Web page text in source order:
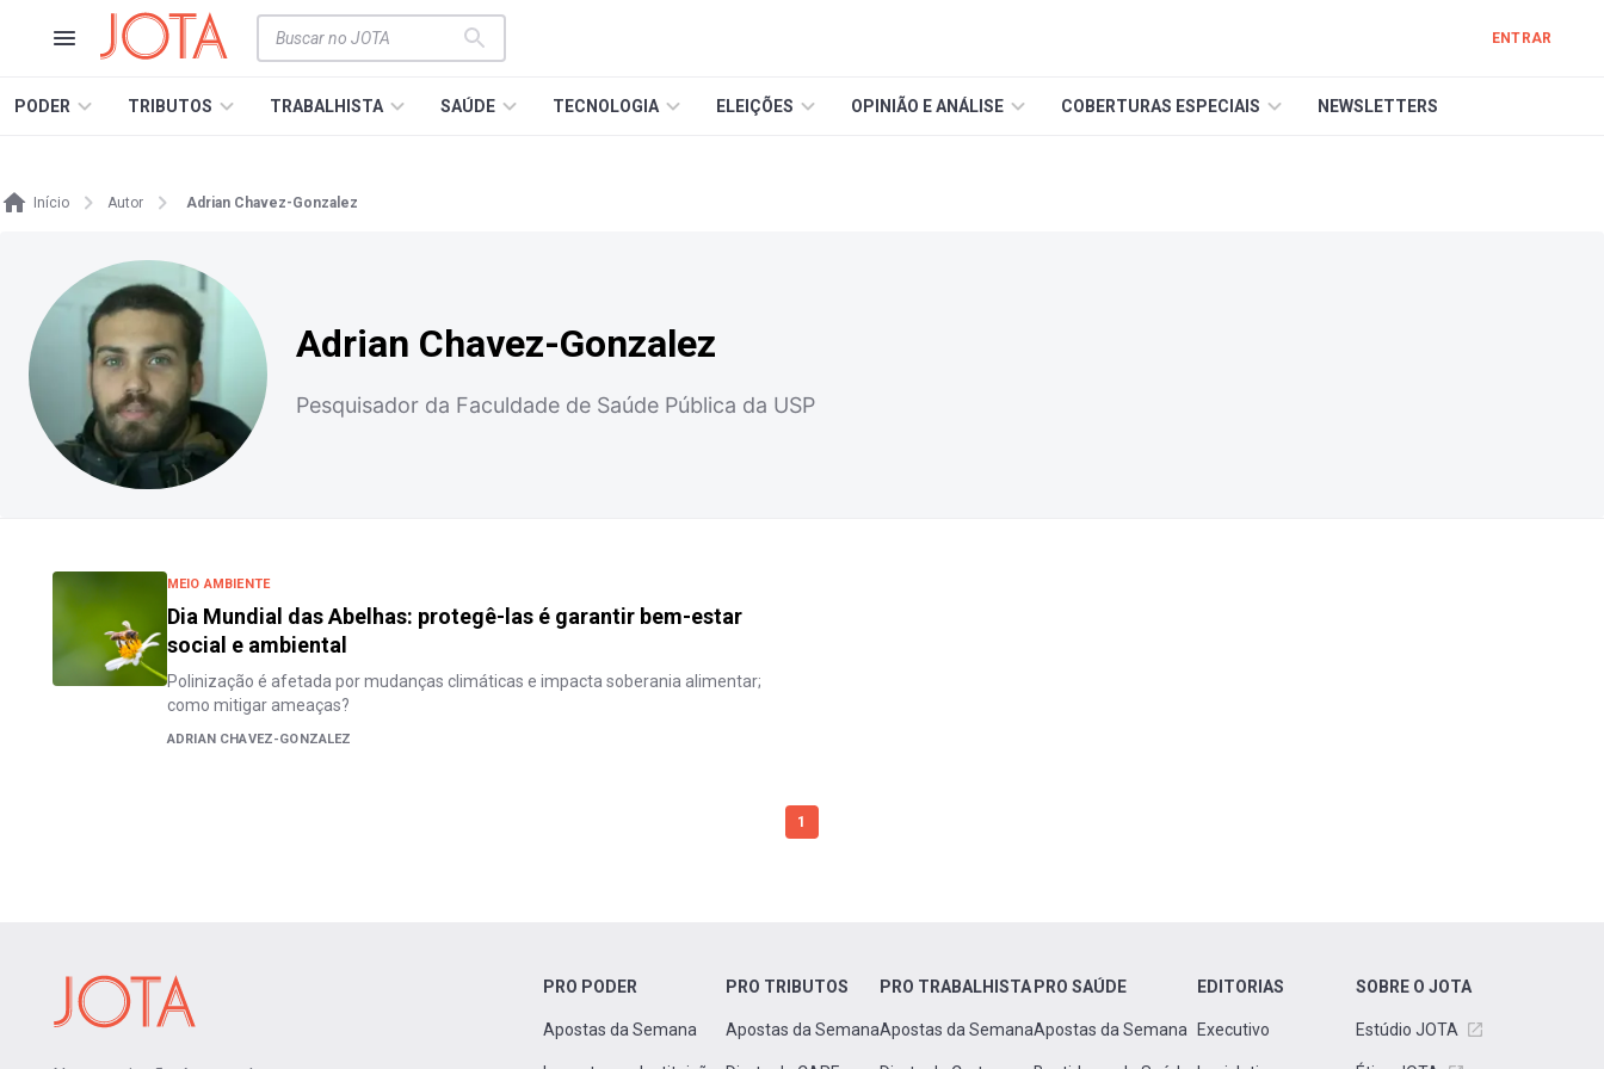
ENTRAR
PODER TRIBUTOS TRABALHISTA SAÚDE TECNOLOGIA ELEIÇÕES OPINIÃO E ANÁLISE COBERTURAS ESPECIAIS NEWSLETTERS
Início Autor Adrian Chavez-Gonzalez
Adrian Chavez-Gonzalez
Pesquisador da Faculdade de Saúde Pública da USP
MEIO AMBIENTE
Dia Mundial das Abelhas: protegê-las é garantir bem-estar
social e ambiental
Polinização é afetada por mudanças climáticas e impacta soberania alimentar;
como mitigar ameaças?
ADRIAN CHAVEZ-GONZALEZ
1
PRO PODER
Apostas da Semana
PRO TRIBUTOS
Apostas da Semana
PRO TRABALHISTA
Apostas da Semana
PRO SAÚDE
Apostas da Semana
EDITORIAS
Executivo
SOBRE O JOTA
Estúdio JOTA